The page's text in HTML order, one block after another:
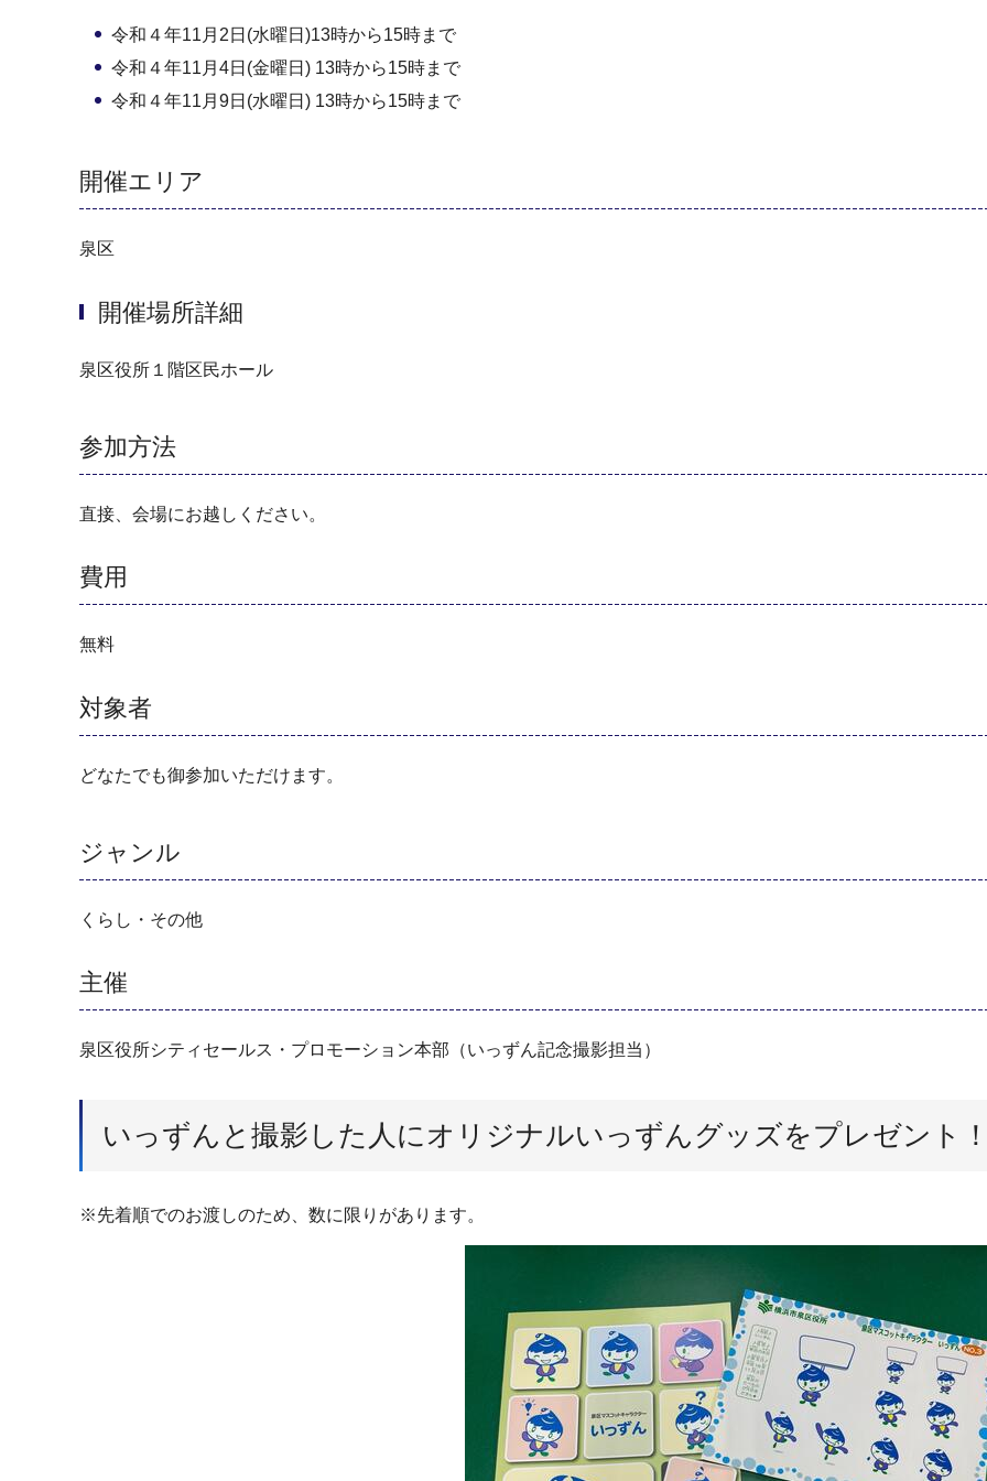
令和４年11月2日(水曜日)13時から15時まで
令和４年11月4日(金曜日) 13時から15時まで
令和４年11月9日(水曜日) 13時から15時まで
開催エリア
泉区
開催場所詳細
泉区役所１階区民ホール
参加方法
直接、会場にお越しください。
費用
無料
対象者
どなたでも御参加いただけます。
ジャンル
くらし・その他
主催
泉区役所シティセールス・プロモーション本部（いっずん記念撮影担当）
いっずんと撮影した人にオリジナルいっずんグッズをプレゼント
※先着順でのお渡しのため、数に限りがあります。